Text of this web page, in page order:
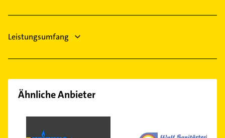
Leistungsumfang
Ähnliche Anbieter